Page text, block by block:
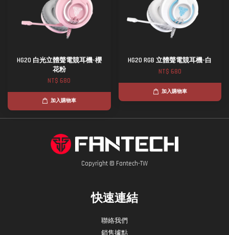
HG20 白光立體聲電競耳機-櫻
花粉
NT$ 680
加入購物車
HG20 RGB 立體聲電競耳機-白
NT$ 680
加入購物車
Copyright © Fantech-TW
快速連結
聯絡我們
銷售據點